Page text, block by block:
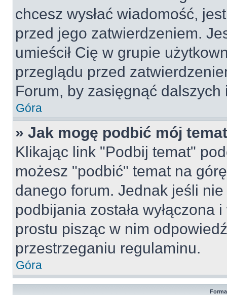
chcesz wysłać wiadomość,
przed jego zatwierdzeniem.
umieścił Cię w grupie
przeglądu przed
Forum, by zasięgnąć dalszych
Góra
» Jak mogę podbić mój
Klikając link "Podbij temat"
możesz "podbić" temat na
danego forum. Jednak jeśli
podbijania została
prostu pisząc w nim
przestrzeganiu regulaminu.
Góra